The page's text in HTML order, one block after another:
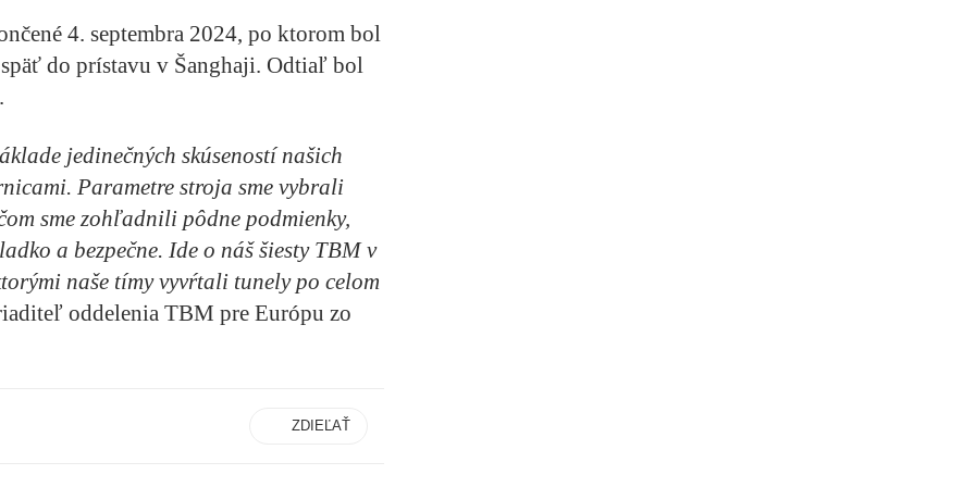
4. septembra 2024, po ktorom bol
do prístavu v Šanghaji. Odtiaľ bol
jedinečných skúseností našich
Parametre stroja sme vybrali
sme zohľadnili pôdne podmienky,
a bezpečne. Ide o náš šiesty TBM v
naše tímy vyvŕtali tunely po celom
oddelenia TBM pre Európu zo
ZDIEĽAŤ